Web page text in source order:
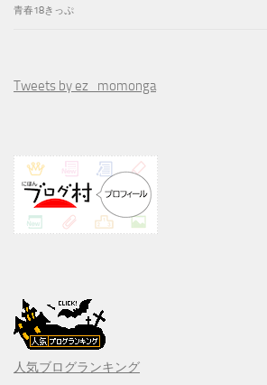
青春18きっぷ
Tweets by ez_momonga
人気ブログランキング